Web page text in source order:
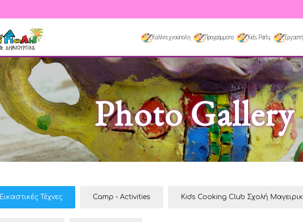
Καλλιτεχνούπολη Προγράμματα Kids Party
Photo Gallery
Εικαστικές Τέχνες Camp - Activities Kids Cooking Club Σχολή